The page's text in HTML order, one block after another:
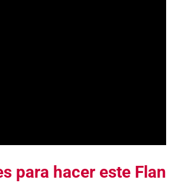
para hacer este Flan